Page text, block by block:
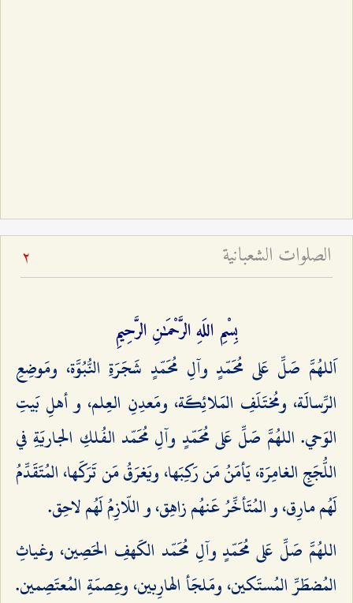
الصلوات الشعبانیة 2
بِسْمِ اللَهِ الرَّحْمَـٰنِ الرَّحِيمِ
اَللهُمَّ صَلِّ عَلى مُحَمّدٍ وآلِ مُحَمّدٍ شَجَرَةِ النُّبُوَّة، ومَوضِعِ
الرِّسالَة، ومُختَلَفِ المَلائِكَة، ومَعدِنِ العِلم، و أهلِ بَيتِ
الوَحي. اللهُمَّ صَلِّ عَلى مُحَمّدٍ وآلِ مُحَمّد الفُلكِ الجاريَةِ في
اللُّجَجِ الغامِرَة، يَأمَنُ مَن رَكِبَها، ويَغرَقُ مَن تَرَكَها، المُتَقَدِّمُ
لَهُم مارِق، و المُتَأخِّرُ عَنهُم زاهِق، و اللّازِمُ لَهُم لاحِق.
اللهُمَّ صَلِّ عَلى مُحَمّدٍ وآلِ مُحَمّد الكَهفِ الحَصِين، وغياثِ
المُضطَرِّ المُستَكين، ومَلجَأ الهارِبين، وعِصمَةِ المُعتَصِمين.